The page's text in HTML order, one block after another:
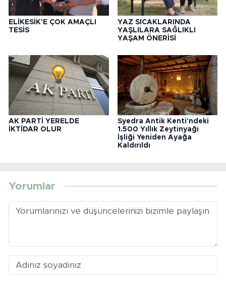
ELİKESİK'E ÇOK AMAÇLI
TESİS
YAZ SICAKLARINDA
YAŞLILARA SAĞLIKLI
YAŞAM ÖNERİSİ
AK PARTİ YERELDE
İKTİDAR OLUR
Syedra Antik Kenti'ndeki
1.500 Yıllık Zeytinyağı
İşliği Yeniden Ayağa
Kaldırıldı
Yorumlar